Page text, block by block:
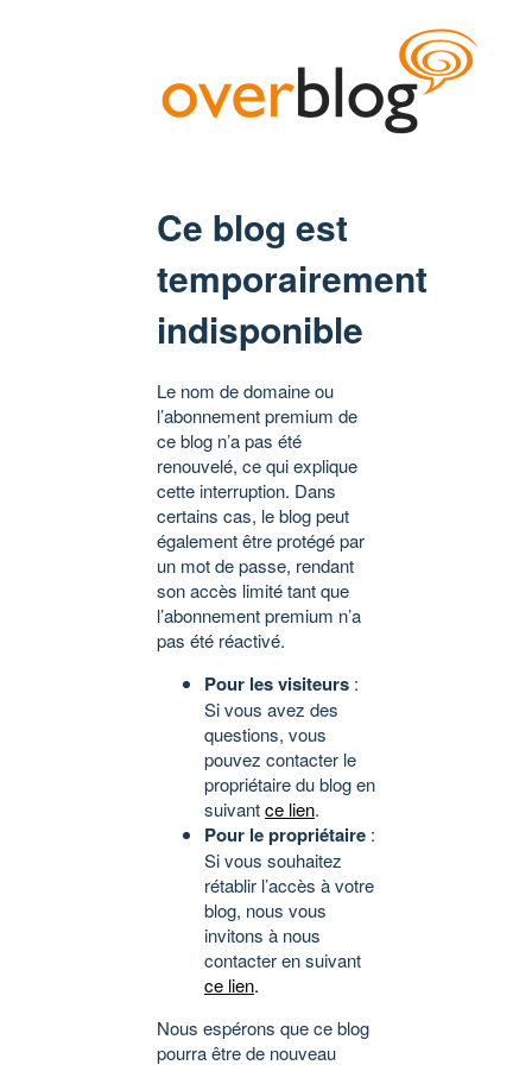
Ce blog est
temporairement
indisponible
Le nom de domaine ou
l’abonnement premium de
ce blog n’a pas été
renouvelé, ce qui explique
cette interruption. Dans
certains cas, le blog peut
également être protégé par
un mot de passe, rendant
son accès limité tant que
l’abonnement premium n’a
pas été réactivé.
Pour les visiteurs :
Si vous avez des
questions, vous
pouvez contacter le
propriétaire du blog en
suivantce lien.
Pour le propriétaire :
Si vous souhaitez
rétablir l’accès à votre
blog, nous vous
invitons à nous
contacter en suivant
ce lien.
Nous espérons que ce blog
pourra être de nouveau